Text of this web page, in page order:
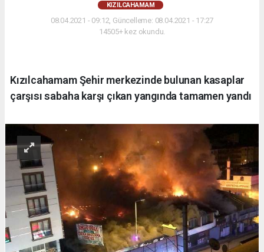
KIZILCAHAMAM
08.04.2021 - 09:12, Güncelleme: 08.04.2021 - 17:27
14505+ kez okundu.
Kızılcahamam Şehir merkezinde bulunan kasaplar
çarşısı sabaha karşı çıkan yangında tamamen yandı